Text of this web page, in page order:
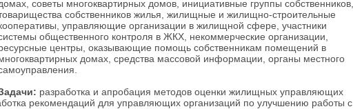
советы многоквартирных домов, инициативные группы собственников,
собственников жилья, жилищные и жилищно-строительные
управляющие организации в жилищной сфере, участники
общественного контроля в ЖКХ, некоммерческие организации,
центры, оказывающие помощь собственникам помещений в
домах, средства массовой информации, органы местного
разработка и апробация методов оценки жилищных управляющих
рекомендаций для управляющих организаций по улучшению работы с